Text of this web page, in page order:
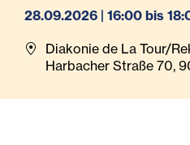
28.09.2026 | 16:00 bis
Diakonie de La Tour/
Harbacher Straße 70,